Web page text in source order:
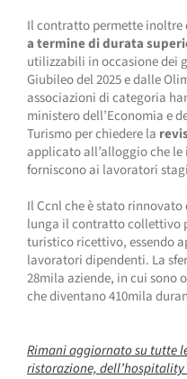
Il contratto permette inoltre
a termine di durata
utilizzabili in occasione dei
Giubileo del 2025 e dalle
associazioni di categoria
ministero dell’Economia e
Turismo per chiedere la
applicato all’alloggio che
forniscono ai lavoratori
Il Ccnl che è stato rinnovato
lunga il contratto collettivo
turistico ricettivo, essendo
lavoratori dipendenti. La
28mila aziende, in cui sono
che diventano 410mila
Rimani aggiornato su tutte
ristorazione,